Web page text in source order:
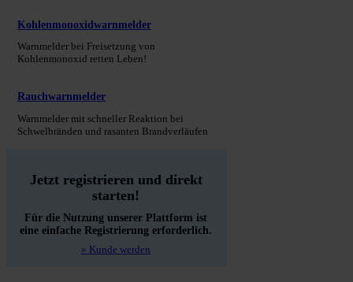
Kohlenmonoxidwarnmelder
Warnmelder bei Freisetzung von
Kohlenmonoxid retten Leben!
Rauchwarnmelder
Warnmelder mit schneller Reaktion bei
Schwelbränden und rasanten Brandverläufen
Jetzt registrieren und direkt
starten!
Für die Nutzung unserer Plattform ist
eine einfache Registrierung erforderlich.
» Kunde werden